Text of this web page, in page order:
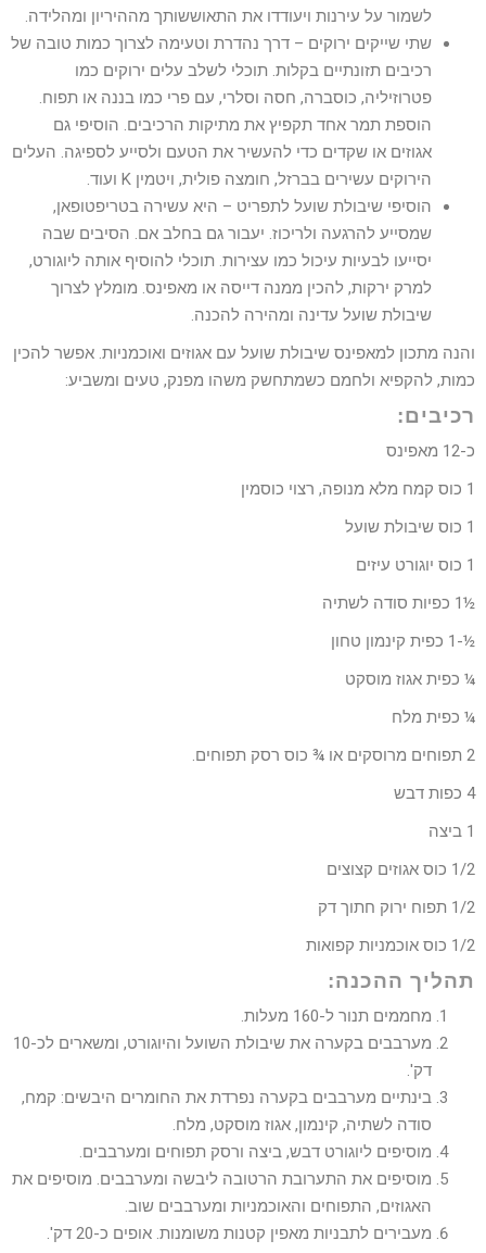
לשמור על עירנות ויעודדו את התאוששותך מההיריון ומהלידה.
שתי שייקים ירוקים – דרך נהדרת וטעימה לצרוך כמות טובה של
רכיבים תזונתיים בקלות. תוכלי לשלב עלים ירוקים כמו
פטרוזיליה, כוסברה, חסה וסלרי, עם פרי כמו בננה או תפוח.
הוספת תמר אחד תקפיץ את מתיקות הרכיבים. הוסיפי גם
אגוזים או שקדים כדי להעשיר את הטעם ולסייע לספיגה. העלים
הירוקים עשירים בברזל, חומצה פולית, ויטמין K ועוד.
הוסיפי שיבולת שועל לתפריט – היא עשירה בטריפטופאן,
שמסייע להרגעה ולריכוז. יעבור גם בחלב אם. הסיבים שבה
יסייעו לבעיות עיכול כמו עצירות. תוכלי להוסיף אותה ליוגורט,
למרק ירקות, להכין ממנה דייסה או מאפינס. מומלץ לצרוך
שיבולת שועל עדינה ומהירה להכנה.
והנה מתכון למאפינס שיבולת שועל עם אגוזים ואוכמניות. אפשר להכין
כמות, להקפיא ולחמם כשמתחשק משהו מפנק, טעים ומשביע:
רכיבים:
כ-12 מאפינס
1 כוס קמח מלא מנופה, רצוי כוסמין
1 כוס שיבולת שועל
1 כוס יוגורט עיזים
½1 כפיות סודה לשתיה
½-1 כפית קינמון טחון
¼ כפית אגוז מוסקט
¼ כפית מלח
2 תפוחים מרוסקים או ¾ כוס רסק תפוחים.
4 כפות דבש
1 ביצה
1/2 כוס אגוזים קצוצים
1/2 תפוח ירוק חתוך דק
1/2 כוס אוכמניות קפואות
תהליך ההכנה:
מחממים תנור ל-160 מעלות.
מערבבים בקערה את שיבולת השועל והיוגורט, ומשארים לכ-10
דק'.
בינתיים מערבבים בקערה נפרדת את החומרים היבשים: קמח,
סודה לשתיה, קינמון, אגוז מוסקט, מלח.
מוסיפים ליוגורט דבש, ביצה ורסק תפוחים ומערבבים.
מוסיפים את התערובת הרטובה ליבשה ומערבבים. מוסיפים את
האגוזים, התפוחים והאוכמניות ומערבבים שוב.
מעבירים לתבניות מאפין קטנות משומנות. אופים כ-20 דק'.